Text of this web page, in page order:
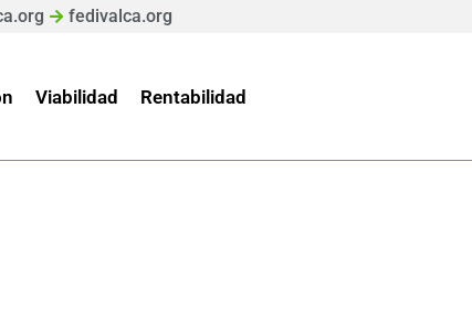
fedivalca.org
Viabilidad Rentabilidad